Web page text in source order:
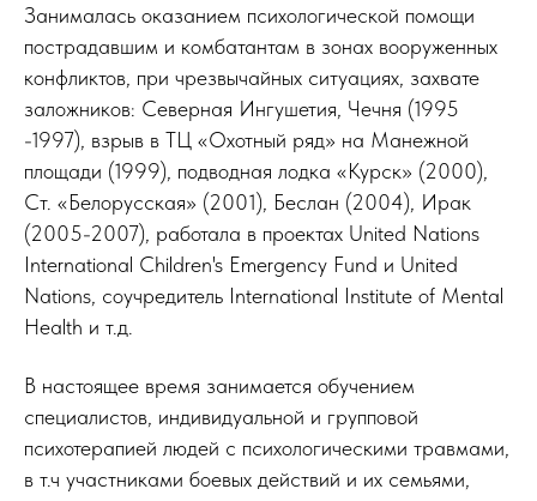
Занималась оказанием психологической помощи
пострадавшим и комбатантам в зонах вооруженных
конфликтов, при чрезвычайных ситуациях, захвате
заложников: Северная Ингушетия, Чечня (1995
-1997), взрыв в ТЦ «Охотный ряд» на Манежной
площади (1999), подводная лодка «Курск» (2000),
Ст. «Белорусская» (2001), Беслан (2004), Ирак
(2005-2007), работала в проектах United Nations
International Children's Emergency Fund и United
Nations, соучредитель International Institute of Mental
Health и т.д.
В настоящее время занимается обучением
специалистов, индивидуальной и групповой
психотерапией людей с психологическими травмами,
в т.ч участниками боевых действий и их семьями,